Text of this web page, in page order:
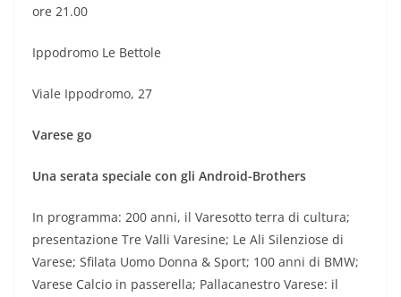
ore 21.00
Ippodromo Le Bettole
Viale Ippodromo, 27
Varese go
Una serata speciale con gli Android-Brothers
In programma: 200 anni, il Varesotto terra di cultura;
presentazione Tre Valli Varesine; Le Ali Silenziose di
Varese; Sfilata Uomo Donna & Sport; 100 anni di BMW;
Varese Calcio in passerella; Pallacanestro Varese: il